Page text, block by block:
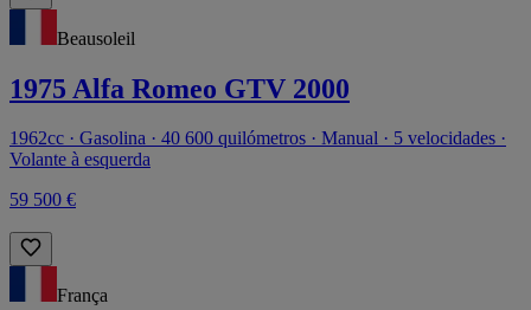
Beausoleil
1975 Alfa Romeo GTV 2000
1962cc · Gasolina · 40 600 quilómetros · Manual · 5 velocidades ·
Volante à esquerda
59 500 €
França